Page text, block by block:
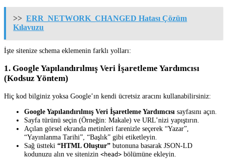
>> ERR_NETWORK_CHANGED Hatası Çözüm
Kılavuzu
İşte sitenize schema eklemenin farklı yolları:
1. Google Yapılandırılmış Veri İşaretleme Yardımcısı
(Kodsuz Yöntem)
Hiç kod bilginiz yoksa Google’ın kendi ücretsiz aracını kullanabilirsiniz:
Google Yapılandırılmış Veri İşaretleme Yardımcısı sayfasını açın.
Sayfa türünü seçin (Örneğin: Makale) ve URL’nizi yapıştırın.
Açılan görsel ekranda metinleri farenizle seçerek “Yazar”,
“Yayınlanma Tarihi”, “Başlık” gibi etiketleyin.
Sağ üstteki “HTML Oluştur” butonuna basarak JSON-LD
kodunuzu alın ve sitenizin <head> bölümüne ekleyin.